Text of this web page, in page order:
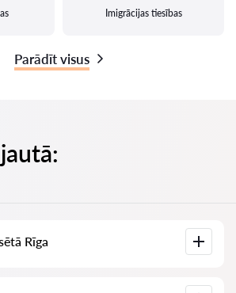
Imigrācijas tiesības
Parādīt visus
Rīga